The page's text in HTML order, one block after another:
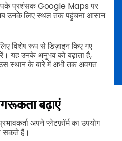
प्रशंसक Google Maps पर
उनके लिए स्थल तक पहुंचना आसान
विशेष रूप से डिज़ाइन किए गए
यह उनके अनुभव को बढ़ाता है,
स्थान के बारे में अभी तक अवगत
बढ़ाएं
अपने प्लेटफ़ॉर्म का उपयोग
सकते हैं।